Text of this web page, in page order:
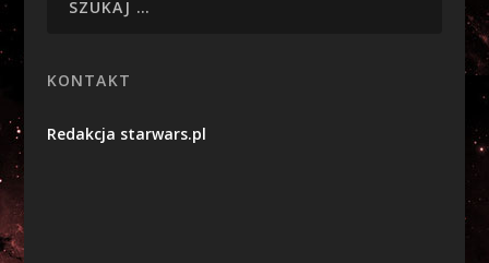
KONTAKT
Redakcja starwars.pl